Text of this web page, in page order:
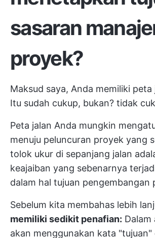
sasaran
proyek?
Maksud saya, Anda memiliki
Itu sudah cukup, bukan? tidak
Peta jalan Anda mungkin
menuju peluncuran proyek yang
tolok ukur di sepanjang jalan
keajaiban yang sebenarnya
dalam hal tujuan pengembangan
Sebelum kita membahas lebih
memiliki sedikit penafian:
akan menggunakan kata "tujuan"